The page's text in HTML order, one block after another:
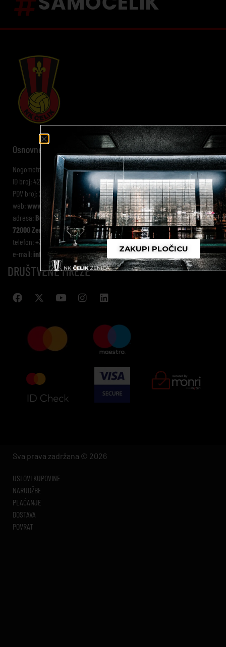
Osnovne informacije:
Nogometni klub Čelik Zenica
ID broj: 4218244880002
PDV broj: 218244880002
web: www.nkcelik.ba
adresa: Bulevar Kulina bana bb
72000 Zenica
telefon: +387 (0) 32 978 555
e-mail: info@nkcelik.ba
DRUŠTVENE MREŽE
Sva prava zadržana © 2026
USLOVI KUPOVINE
NARUDŽBE
PLAĆANJE
DOSTAVA
POVRAT
ZAKUPI PLOČICU